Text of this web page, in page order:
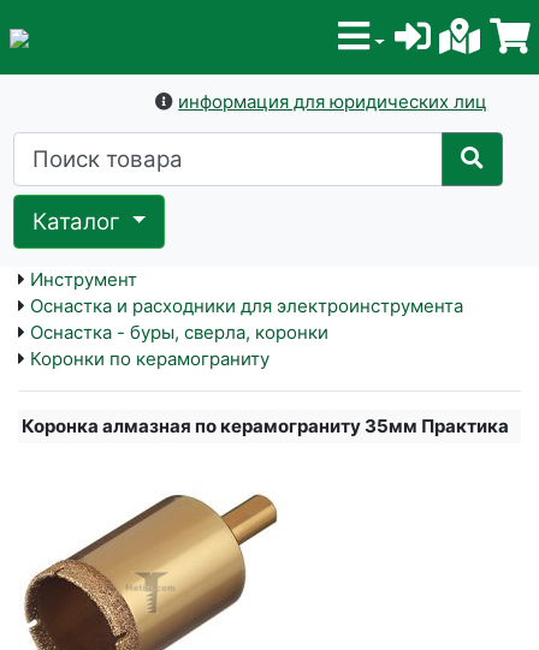
информация для юридических лиц
Каталог
Инструмент
Оснастка и расходники для электроинструмента
Оснастка - буры, сверла, коронки
Коронки по керамограниту
Коронка алмазная по керамограниту 35мм Практика